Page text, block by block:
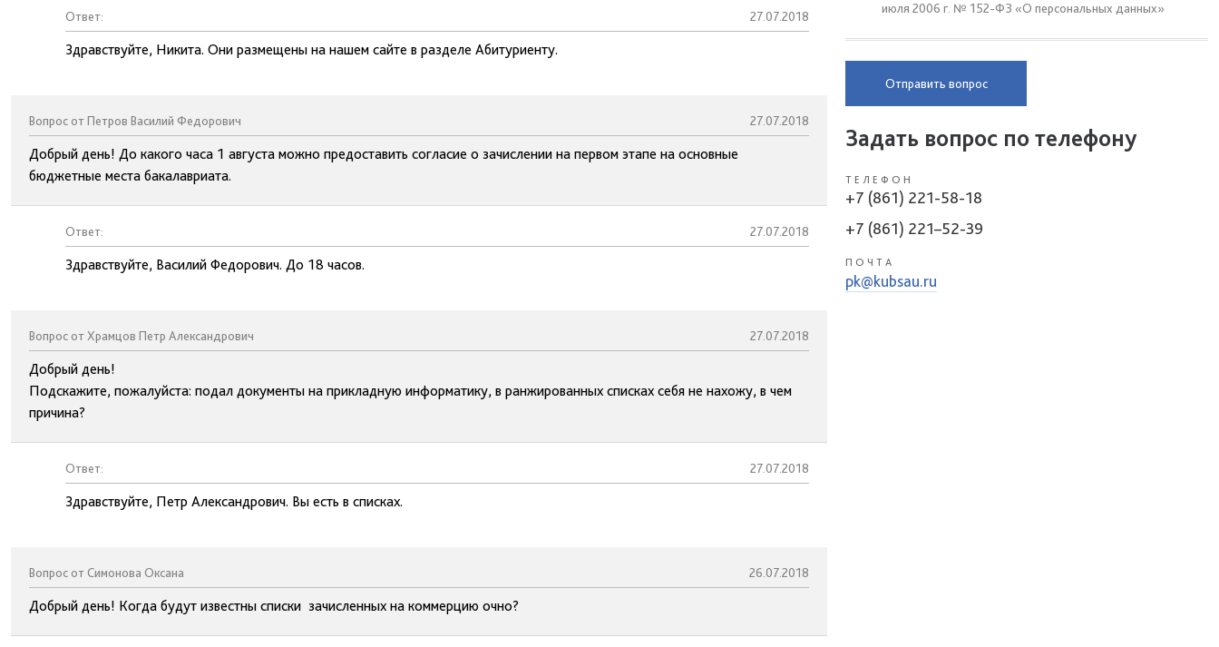
Ответ: 27.07.2018
Здравствуйте, Никита. Они размещены на нашем сайте в разделе Абитуриенту.
Вопрос от Петров Василий Федорович 27.07.2018
Добрый день! До какого часа 1 августа можно предоставить согласие о зачислении на первом этапе на основные
бюджетные места бакалавриата.
Ответ: 27.07.2018
Здравствуйте, Василий Федорович. До 18 часов.
Вопрос от Храмцов Петр Александрович 27.07.2018
Добрый день!
Подскажите, пожалуйста: подал документы на прикладную информатику, в ранжированных списках себя не нахожу, в чем
причина?
Ответ: 27.07.2018
Здравствуйте, Петр Александрович. Вы есть в списках.
Вопрос от Симонова Оксана 26.07.2018
Добрый день! Когда будут известны списки зачисленных на коммерцию очно?
июля 2006 г. № 152-ФЗ «О персональных данных»
Отправить вопрос
Задать вопрос по телефону
ТЕЛЕФОН
+7 (861) 221-58-18
+7 (861) 221–52-39
ПОЧТА
pk@kubsau.ru